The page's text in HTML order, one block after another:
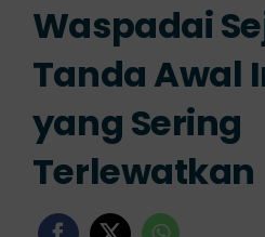
Layanan
Info
Waspadai
Tanda Awal
yang Sering
Terlewatkan